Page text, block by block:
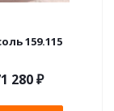
159.115
280 ₽